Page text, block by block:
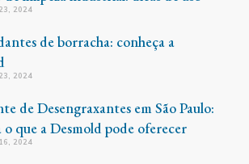
2024
de borracha: conheça a
2024
de Desengraxantes em São Paulo:
o que a Desmold pode oferecer
2024